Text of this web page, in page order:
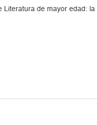
de mayor edad: